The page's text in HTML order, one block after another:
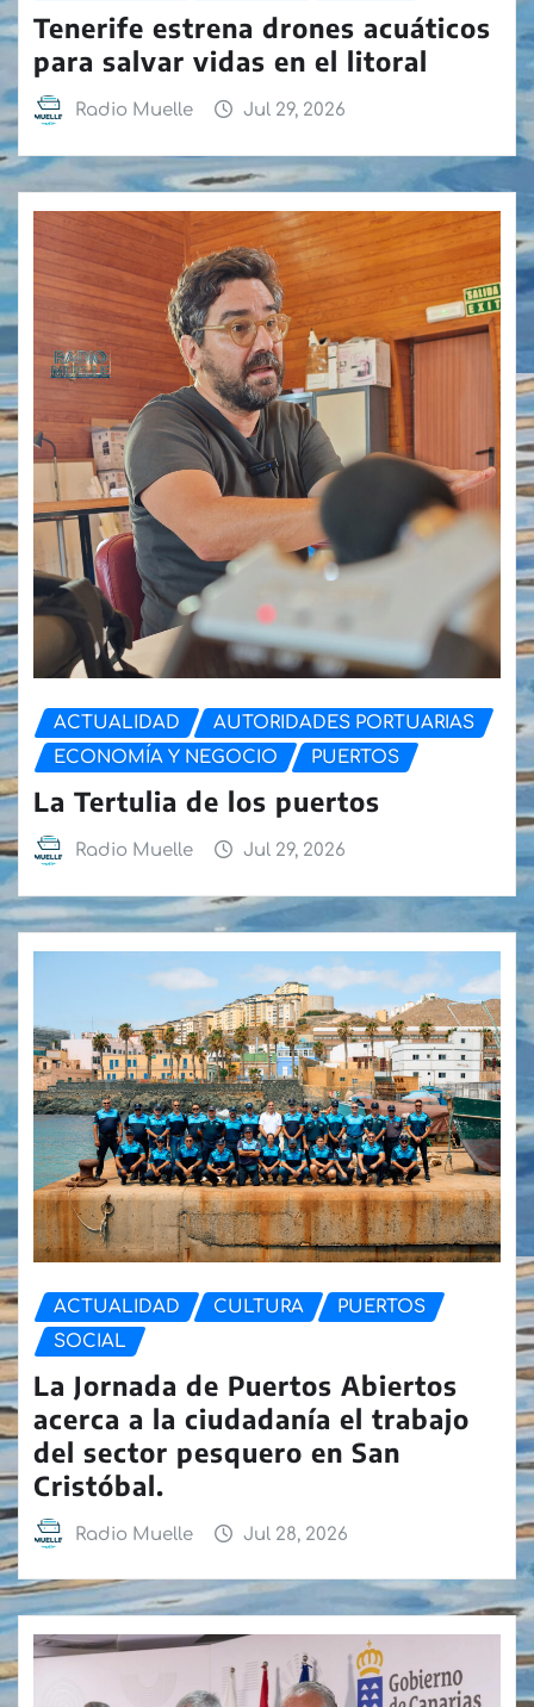
Tenerife estrena drones acuáticos
para salvar vidas en el litoral
Radio Muelle Jul 29, 2026
ACTUALIDAD
AUTORIDADES PORTUARIAS
ECONOMÍA Y NEGOCIO
PUERTOS
La Tertulia de los puertos
Radio Muelle Jul 29, 2026
ACTUALIDAD CULTURA
PUERTOS
SOCIAL
La Jornada de Puertos Abiertos
acerca a la ciudadanía el trabajo
del sector pesquero en San
Cristóbal.
Radio Muelle Jul 28, 2026